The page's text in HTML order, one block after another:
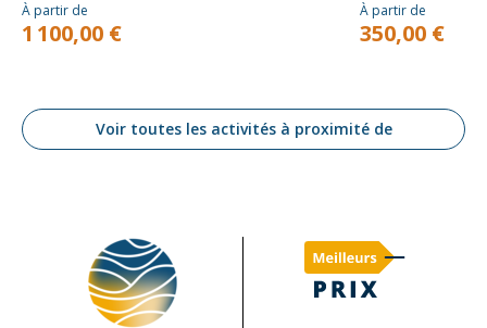
À partir de
1 100,00 €
À partir de
350,00 €
Voir toutes les activités à proximité de